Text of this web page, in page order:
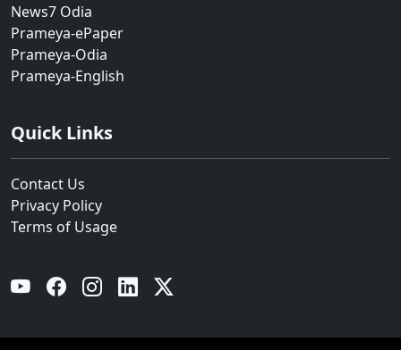
News7 Odia
Prameya-ePaper
Prameya-Odia
Prameya-English
Quick Links
Contact Us
Privacy Policy
Terms of Usage
YouTube Facebook Instagram Linkedin